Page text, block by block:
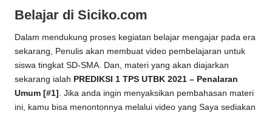
Belajar di Siciko.com
Dalam mendukung proses kegiatan belajar mengajar pada era
sekarang, Penulis akan membuat video pembelajaran untuk
siswa tingkat SD-SMA. Dan, materi yang akan diajarkan
sekarang ialah PREDIKSI 1 TPS UTBK 2021 – Penalaran
Umum [#1] . Jika anda ingin menyaksikan pembahasan materi
ini, kamu bisa menontonnya melalui video yang Saya sediakan